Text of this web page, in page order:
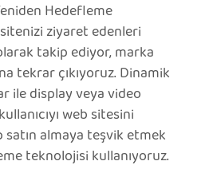
Hedefleme
ziyaret edenleri
takip ediyor, marka
tekrar çıkıyoruz. Dinamik
ile display veya video
web sitesini
almaya teşvik etmek
teknolojisi kullanıyoruz.